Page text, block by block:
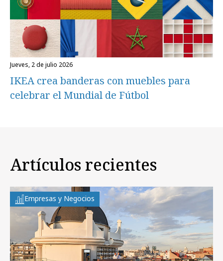
jueves, 2 de julio 2026
IKEA crea banderas con muebles para
celebrar el Mundial de Fútbol
Artículos recientes
Empresas y Negocios